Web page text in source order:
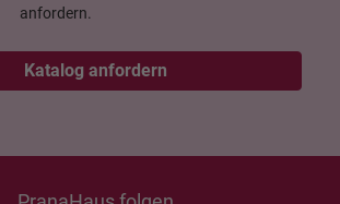
anfordern.
Katalog anfordern